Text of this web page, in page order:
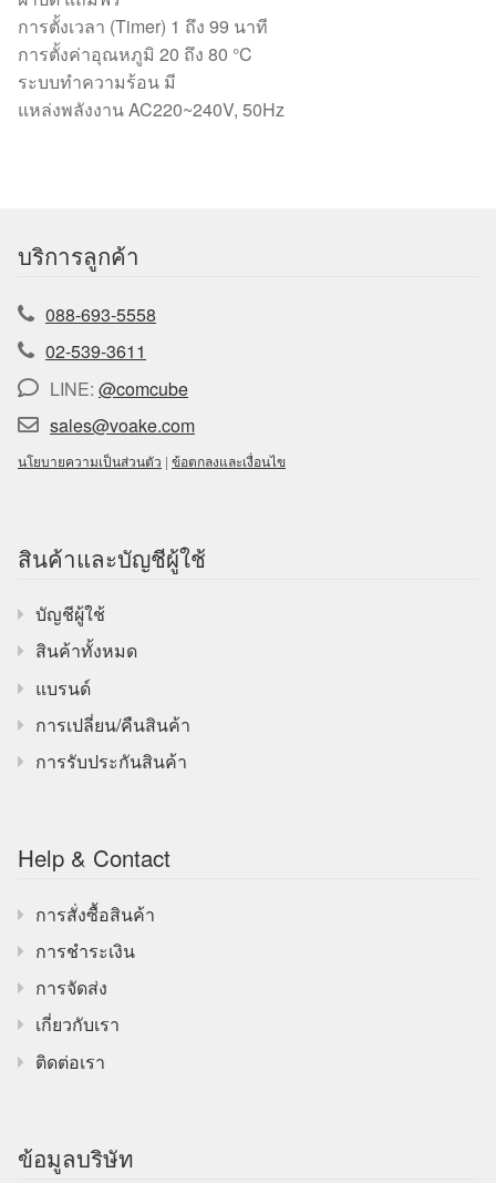
การตั้งเวลา (Timer) 1 ถึง 99 นาที
การตั้งค่าอุณหภูมิ 20 ถึง 80 °C
ระบบทำความร้อน มี
แหล่งพลังงาน AC220~240V, 50Hz
บริการลูกค้า
088-693-5558
02-539-3611
LINE: @comcube
sales@voake.com
นโยบายความเป็นส่วนตัว | ข้อตกลงและเงื่อนไข
สินค้าและบัญชีผู้ใช้
บัญชีผู้ใช้
สินค้าทั้งหมด
แบรนด์
การเปลี่ยน/คืนสินค้า
การรับประกันสินค้า
Help & Contact
การสั่งซื้อสินค้า
การชำระเงิน
การจัดส่ง
เกี่ยวกับเรา
ติดต่อเรา
ข้อมูลบริษัท